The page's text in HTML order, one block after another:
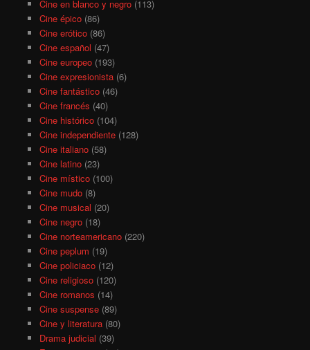
Cine en blanco y negro(113)
Cine épico(86)
Cine erótico(86)
Cine español (47)
Cine europeo(193)
Cine expresionista(6)
Cine fantástico(46)
Cine francés (40)
Cine histórico(104)
Cine independiente(128)
Cine italiano(58)
Cine latino(23)
Cine místico(100)
Cine mudo(8)
Cine musical (20)
Cine negro(18)
Cine norteamericano(220)
Cine peplum (19)
Cine policiaco(12)
Cine religioso(120)
Cine romanos (14)
Cine suspense(89)
Cine y literatura(80)
Drama judicial (39)